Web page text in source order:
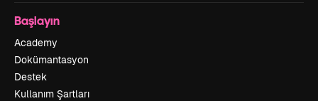
Başlayın
Academy
Dokümantasyon
Destek
Kullanım Şartları